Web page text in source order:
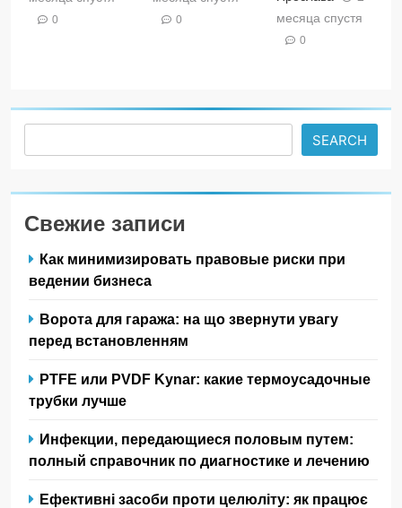
0 0
месяца спустя
0
SEARCH
Свежие записи
Как минимизировать правовые риски при
ведении бизнеса
Ворота для гаража: на що звернути увагу
перед встановленням
PTFE или PVDF Kynar: какие термоусадочные
трубки лучше
Инфекции, передающиеся половым путем:
полный справочник по диагностике и лечению
Ефективні засоби проти целюліту: як працює